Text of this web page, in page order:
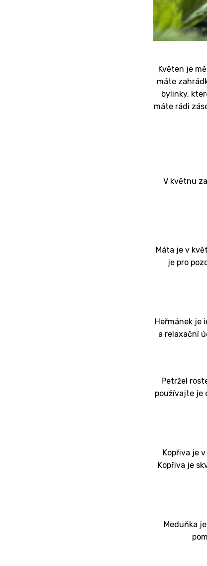
Květen je
máte
bylinky,
máte rádi
V květnu
Máta je v
je pro
Heřmánek je
a relaxační
Petržel
používajte je
Kopřiva je
Kopřiva je
Meduňka